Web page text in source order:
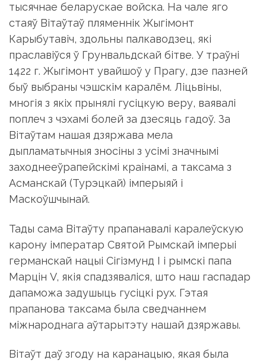
тысячнае беларускае войска. На чале яго
стаяў Вітаўтаў пляменнік Жыгімонт
Карыбутавіч, здольны палкаводзец, які
праславіўся ў Грунвальдскай бітве. У траўні
1422 г. Жыгімонт увайшоў у Прагу, дзе пазней
быў выбраны чэшскім каралём. Ліцьвіны,
многія з якіх прынялі гусіцкую веру, ваявалі
поплеч з чэхамі болей за дзесяць гадоў. За
Вітаўтам нашая дзяржава мела
дыпламатычныя зносіны з усімі значнымі
заходнееўрапейскімі краінамі, а таксама з
Асманскай (Турэцкай) імперыяй і
Маскоўшчынай.
Тады сама Вітаўту прапанавалі каралеўскую
карону імператар Святой Рымскай імперыі
германскай нацыі Сігізмунд I і рымскі папа
Марцін V, якія спадзяваліся, што наш гаспадар
дапаможа задушыць гусіцкі рух. Гэтая
прапанова таксама была сведчаннем
міжнароднага аўтарытэту нашай дзяржавы.
Вітаўт даў згоду на каранацыю, якая была